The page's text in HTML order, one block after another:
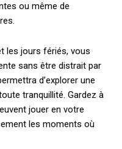
ou même de
les jours fériés, vous
sans être distrait par
d’explorer une
tranquillité. Gardez à
jouer en votre
les moments où